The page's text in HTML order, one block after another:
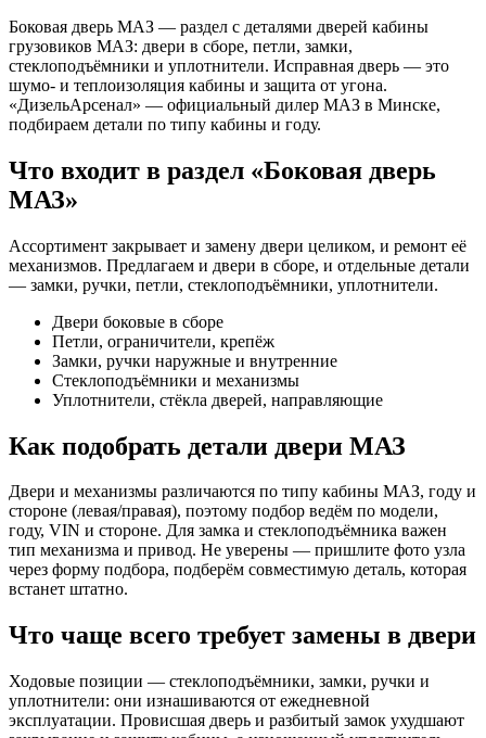
Боковая дверь МАЗ — раздел с деталями дверей кабины
грузовиков МАЗ: двери в сборе, петли, замки,
стеклоподъёмники и уплотнители. Исправная дверь — это
шумо- и теплоизоляция кабины и защита от угона.
«ДизельАрсенал» — официальный дилер МАЗ в Минске,
подбираем детали по типу кабины и году.
Что входит в раздел «Боковая дверь
МАЗ»
Ассортимент закрывает и замену двери целиком, и ремонт её
механизмов. Предлагаем и двери в сборе, и отдельные детали
— замки, ручки, петли, стеклоподъёмники, уплотнители.
Двери боковые в сборе
Петли, ограничители, крепёж
Замки, ручки наружные и внутренние
Стеклоподъёмники и механизмы
Уплотнители, стёкла дверей, направляющие
Как подобрать детали двери МАЗ
Двери и механизмы различаются по типу кабины МАЗ, году и
стороне (левая/правая), поэтому подбор ведём по модели,
году, VIN и стороне. Для замка и стеклоподъёмника важен
тип механизма и привод. Не уверены — пришлите фото узла
через форму подбора, подберём совместимую деталь, которая
встанет штатно.
Что чаще всего требует замены в двери
Ходовые позиции — стеклоподъёмники, замки, ручки и
уплотнители: они изнашиваются от ежедневной
эксплуатации. Провисшая дверь и разбитый замок ухудшают